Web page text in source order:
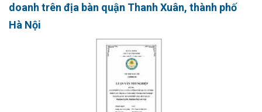
doanh trên địa bàn quận Thanh Xuân, thành phố
Hà Nội